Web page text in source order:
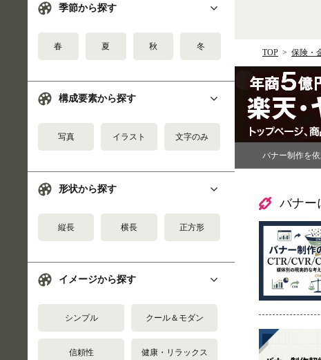
季節から探す
春 夏 秋 冬
構成要素から探す
写真 イラスト 文字のみ
形状から探す
縦長 横長 正方形
イメージから探す
シンプル クール＆モダン
信頼性 健康・リラックス
TOP 保険・
バナー制作を
バナー